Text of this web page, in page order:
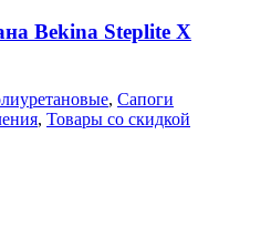
Bekina Steplite X
, Сапоги
, Товары со скидкой